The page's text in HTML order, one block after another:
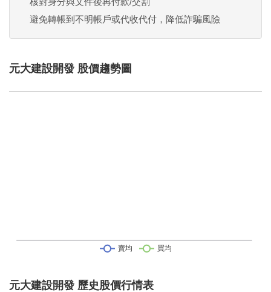
避免轉帳到不明帳戶或代收代付，降低詐騙風險
元大建設開發 股價趨勢圖
元大建設開發 歷史股價行情表